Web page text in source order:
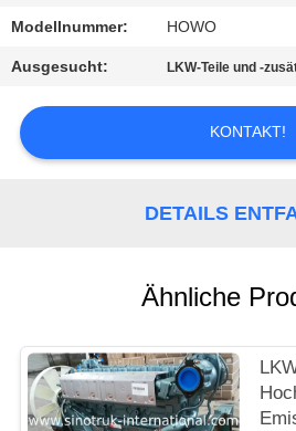
UM
EIN
ANGEBOT
Modellnummer: HOWO
Ausgesucht: LKW-Teile und -
KONTAKT!
DETAILS
Ähnliche